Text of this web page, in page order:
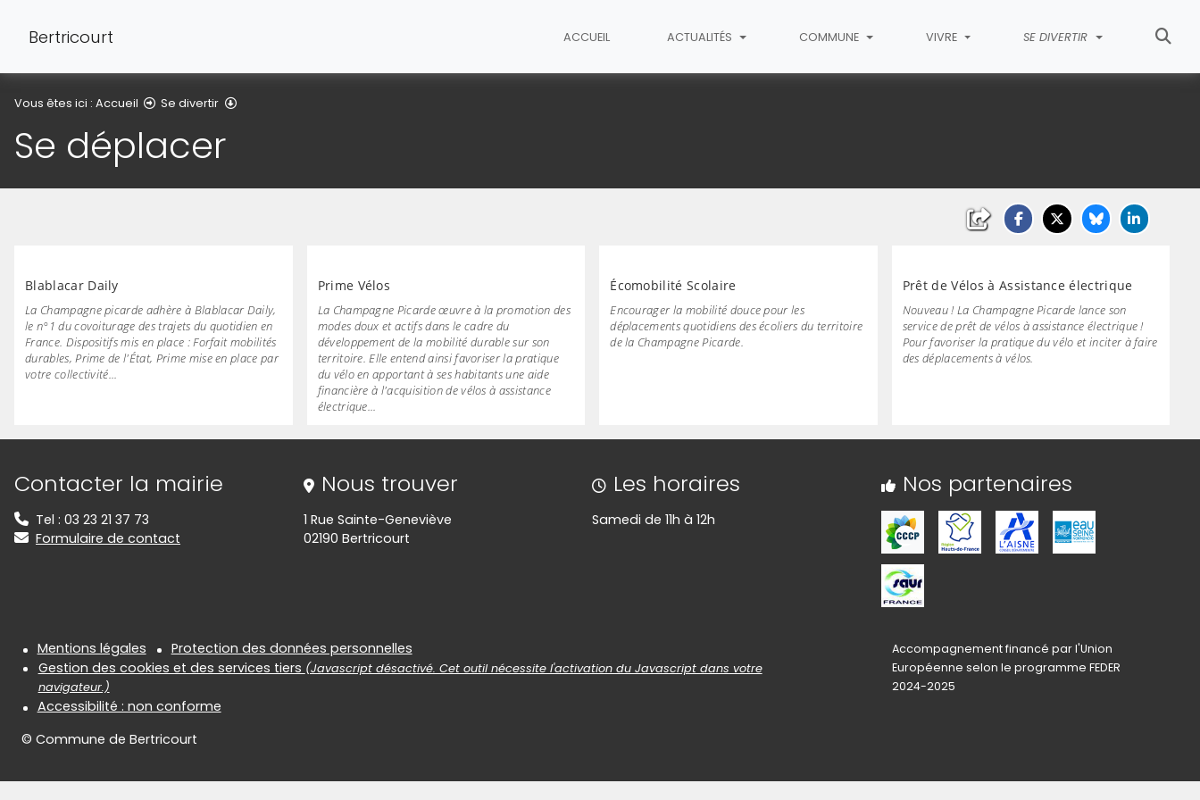
Bertricourt ACCUEIL ACTUALITÉS COMMUNE VIVRE SE DIVERTIR
Vous êtes ici : Accueil Se divertir
Se déplacer
Blablacar Daily
La Champagne picarde adhère à Blablacar Daily,
le n°1 du covoiturage des trajets du quotidien en
France. Dispositifs mis en place : Forfait mobilités
durables, Prime de l'État, Prime mise en place par
votre collectivité...
Prime Vélos
La Champagne Picarde œuvre à la promotion des
modes doux et actifs dans le cadre du
développement de la mobilité durable sur son
territoire. Elle entend ainsi favoriser la pratique
du vélo en apportant à ses habitants une aide
financière à l'acquisition de vélos à assistance
électrique...
Écomobilité Scolaire
Encourager la mobilité douce pour les
déplacements quotidiens des écoliers du territoire
de la Champagne Picarde.
Prêt de Vélos à Assistance électrique
Nouveau ! La Champagne Picarde lance son
service de prêt de vélos à assistance électrique !
Pour favoriser la pratique du vélo et inciter à faire
des déplacements à vélos.
Informations de contact
Contacter la mairie
Tel : 03 23 21 37 73
Formulaire de contact
Nous trouver
1 Rue Sainte-Geneviève
02190 Bertricourt
Les horaires
Samedi de 11h à 12h
Nos partenaires
Informations réglementaires
Mentions légales
Protection des données personnelles
Gestion des cookies et des services tiers (Javascript désactivé. Cet outil nécessite l'activation du Javascript dans votre
navigateur.)
Accessibilité : non conforme
© Commune de Bertricourt
Accompagnement financé par l'Union
Européenne selon le programme FEDER
2024-2025